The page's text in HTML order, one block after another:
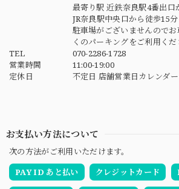
最寄り駅 近鉄奈良駅4番出口
JR奈良駅中央口から徒歩15分
駐車場がございませんので
くのパーキングをご利用くだ
TEL
070-2286-1728
営業時間
11:00-19:00
定休日
不定日 店舗営業日カレンダー
お支払い方法について
次の方法がご利用いただけます。
PAY ID あと払い
クレジットカード